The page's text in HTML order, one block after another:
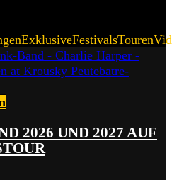
ExklusiveFestivalsTouren
2026 UND 2027 AUF